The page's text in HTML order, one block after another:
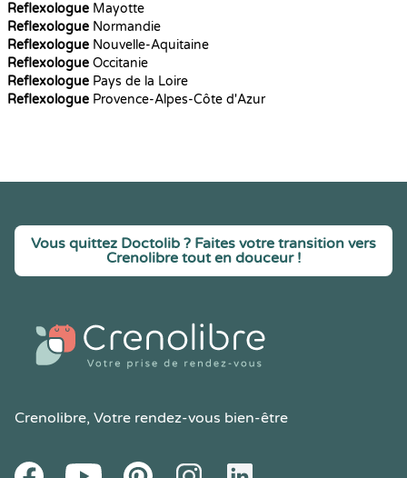
Reflexologue Mayotte
Reflexologue Normandie
Reflexologue Nouvelle-Aquitaine
Reflexologue Occitanie
Reflexologue Pays de la Loire
Reflexologue Provence-Alpes-Côte d'Azur
Vous quittez Doctolib ? Faites votre transition vers
Crenolibre tout en douceur !
Crenolibre, Votre rendez-vous bien-être
FacebookYoutube PinteresetInstagramLinkedIn